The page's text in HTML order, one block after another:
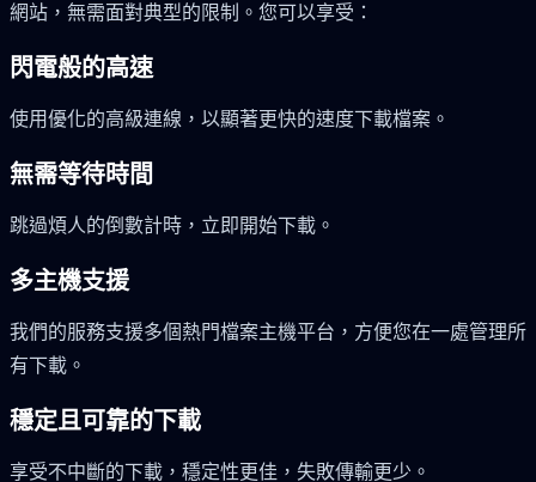
網站，無需面對典型的限制。您可以享受：
閃電般的高速
使用優化的高級連線，以顯著更快的速度下載檔案。
無需等待時間
跳過煩人的倒數計時，立即開始下載。
多主機支援
我們的服務支援多個熱門檔案主機平台，方便您在一處管理所
有下載。
穩定且可靠的下載
享受不中斷的下載，穩定性更佳，失敗傳輸更少。